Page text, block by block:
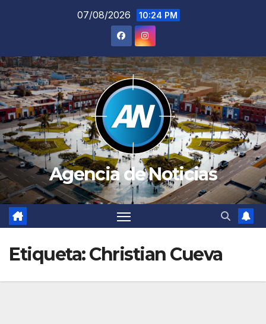
07/08/2026 10:24 PM
Agencia de Noticias
Etiqueta:Christian Cueva